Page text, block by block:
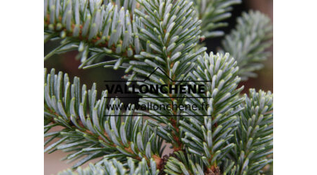
options
peuvent
être
choisies
sur
la
page
du
produit